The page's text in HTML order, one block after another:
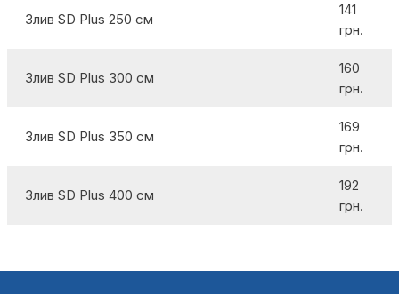
Злив SD Plus 250 см
141
грн.
Злив SD Plus 300 см
160
грн.
Злив SD Plus 350 см
169
грн.
Злив SD Plus 400 см
192
грн.